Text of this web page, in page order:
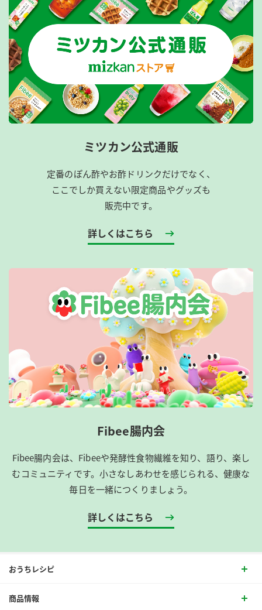
ミツカン公式通販
定番のぽん酢やお酢ドリンクだけでなく、
ここでしか買えない限定商品やグッズも
販売中です。
詳しくはこちら
Fibee腸内会
Fibee腸内会は、​Fibeeや発酵性食物繊維を知り、語り、楽し
むコミュニティです。​小さなしあわせを感じられる、健康な
毎日を一緒につくりましょう。
詳しくはこちら
おうちレシピ
商品情報